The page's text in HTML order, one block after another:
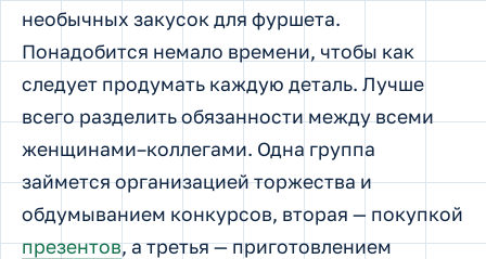
необычных закусок для фуршета.
Понадобится немало времени, чтобы как
следует продумать каждую деталь. Лучше
всего разделить обязанности между всеми
женщинами–коллегами. Одна группа
займется организацией торжества и
обдумыванием конкурсов, вторая — покупкой
презентов, а третья — приготовлением